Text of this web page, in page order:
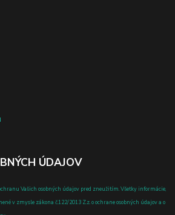
ÚDAJOV
Vašich osobných údajov pred zneužitím. Všetky informácie,
v zmysle zákona č.122/2013 Z.z. o ochrane osobných údajov a o